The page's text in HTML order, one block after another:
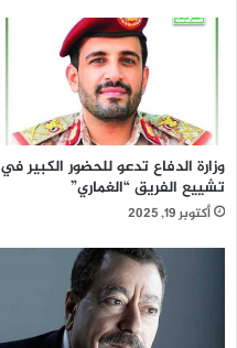
وزارة الدفاع تدعو للحضور الكبير في
تشييع الفريق “الغماري”
أكتوبر 19, 2025